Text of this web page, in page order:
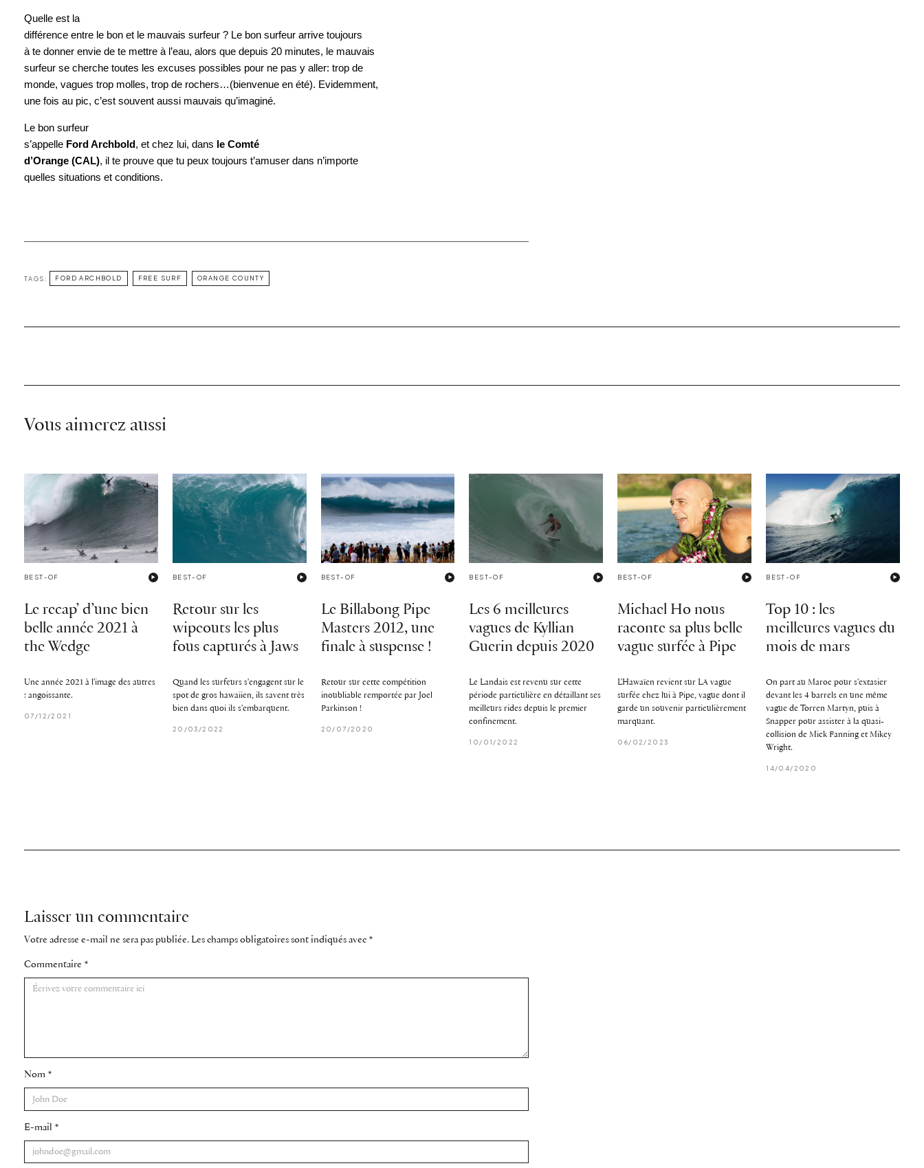
Quelle est la
différence entre le bon et le mauvais surfeur ? Le bon surfeur arrive toujours
à te donner envie de te mettre à l’eau, alors que depuis 20 minutes, le mauvais
surfeur se cherche toutes les excuses possibles pour ne pas y aller: trop de
monde, vagues trop molles, trop de rochers…(bienvenue en été). Evidemment,
une fois au pic, c’est souvent aussi mauvais qu’imaginé.
Le bon surfeur
s’appelle Ford Archbold, et chez lui, dans le Comté
d’Orange (CAL), il te prouve que tu peux toujours t’amuser dans n’importe
quelles situations et conditions.
TAGS: FORD ARCHBOLD FREE SURF ORANGE COUNTY
Vous aimerez aussi
BEST-OF
Le recap’ d’une bien
belle année 2021 à
the Wedge
Une année 2021 à l'image des autres
: angoissante.
07/12/2021
BEST-OF
Retour sur les
wipeouts les plus
fous capturés à Jaws
Quand les surfeurs s'engagent sur le
spot de gros hawaiien, ils savent très
bien dans quoi ils s'embarquent.
20/03/2022
BEST-OF
Le Billabong Pipe
Masters 2012, une
finale à suspense !
Retour sur cette compétition
inoubliable remportée par Joel
Parkinson !
20/07/2020
BEST-OF
Les 6 meilleures
vagues de Kyllian
Guerin depuis 2020
Le Landais est revenu sur cette
période particulière en détaillant ses
meilleurs rides depuis le premier
confinement.
10/01/2022
BEST-OF
Michael Ho nous
raconte sa plus belle
vague surfée à Pipe
L'Hawaïen revient sur LA vague
surfée chez lui à Pipe, vague dont il
garde un souvenir particulièrement
marquant.
06/02/2023
BEST-OF
Top 10 : les
meilleures vagues du
mois de mars
On part au Maroc pour s'extasier
devant les 4 barrels en une même
vague de Torren Martyn, puis à
Snapper pour assister à la quasi-
collision de Mick Fanning et Mikey
Wright.
14/04/2020
Laisser un commentaire
Votre adresse e-mail ne sera pas publiée. Les champs obligatoires sont indiqués avec *
Commentaire *
Nom *
E-mail *